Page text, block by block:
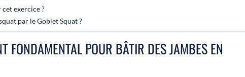
exercice ?
par le Goblet Squat ?
FONDAMENTAL POUR BÂTIR DES JAMBES EN